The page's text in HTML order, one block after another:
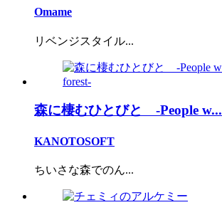
Omame
リベンジスタイル...
森に棲むひとびと -People w...
KANOTOSOFT
ちいさな森でのん...